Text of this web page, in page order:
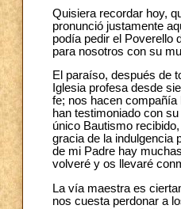
Quisiera recordar hoy,
pronunció justamente
podía pedir el Poverello
para nosotros con su
El paraíso, después de
Iglesia profesa desde
fe; nos hacen
han testimoniado con
único Bautismo
gracia de la indulgencia
de mi Padre hay
volveré y os llevaré
La vía maestra es
nos cuesta perdonar a